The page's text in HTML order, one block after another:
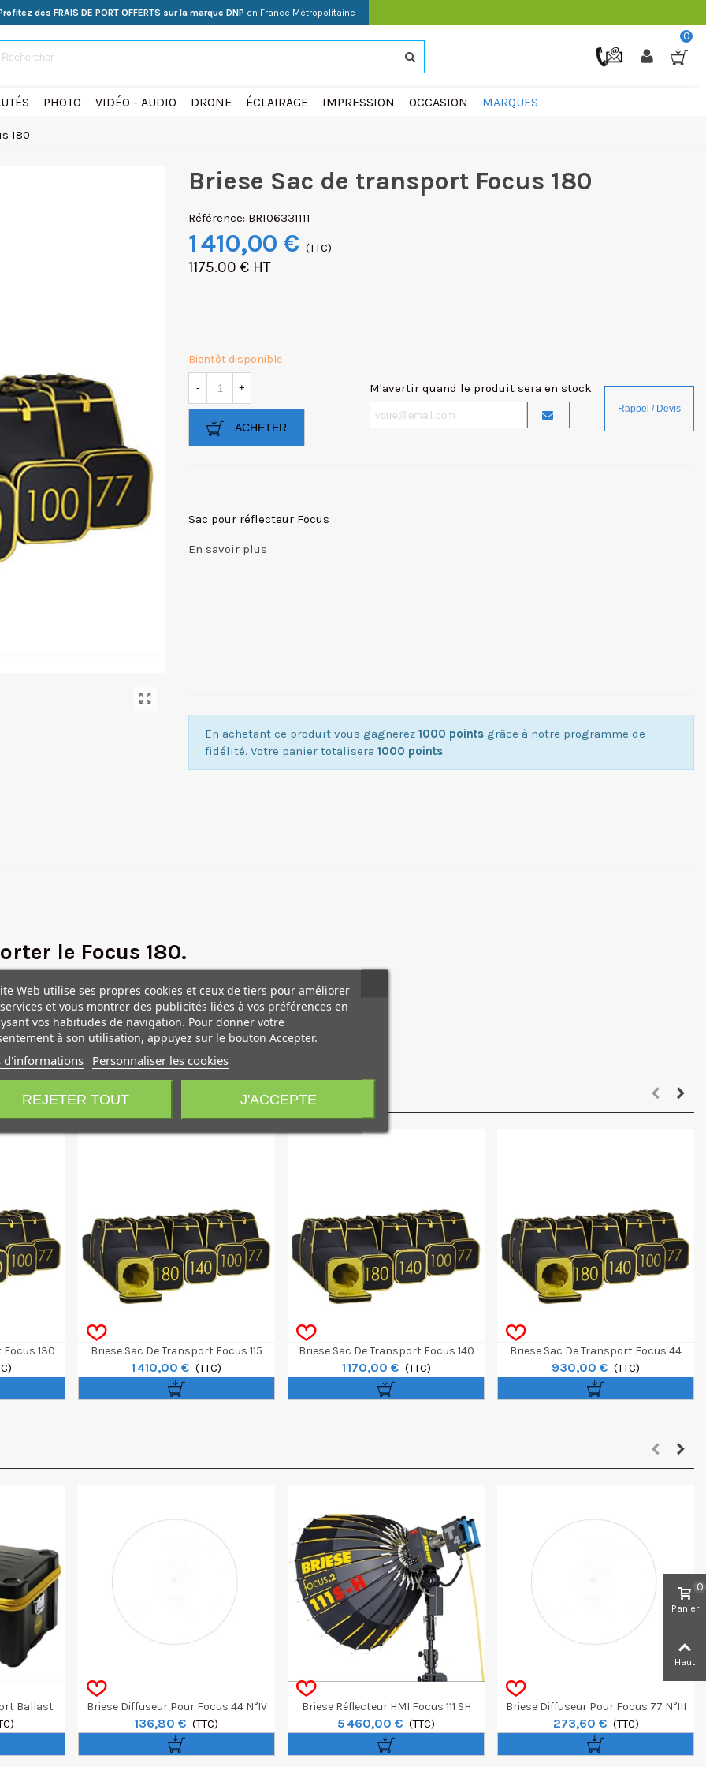
des FRAIS DE PORT OFFERTS sur la marque DNP en France Métropolitaine
0
PHOTO VIDÉO - AUDIO DRONE ÉCLAIRAGE IMPRESSION OCCASION MARQUES
180
Briese Sac de transport Focus 180
Référence: BRI06331111
1 410,00 € (TTC)
1175.00 € HT
Bientôt disponible
- +
ACHETER
M'avertir quand le produit sera en stock
Sac pour réflecteur Focus
En savoir plus
En achetant ce produit vous gagnerez 1000 points grâce à notre programme de
fidélité. Votre panier totalisera 1000 points.
le Focus 180.
130 Briese Sac De Transport Focus 115
1 410,00 € (TTC)
Briese Sac De Transport Focus 140
1 170,00 € (TTC)
Briese Sac De Transport Focus 44
930,00 € (TTC)
Ballast Briese Diffuseur Pour Focus 44 N°IV
136,80 € (TTC)
Briese Réflecteur HMI Focus 111 SH
5 460,00 € (TTC)
Briese Diffuseur Pour Focus 77 N°III
273,60 € (TTC)
Web utilise ses propres cookies et ceux de tiers pour améliorer
et vous montrer des publicités liées à vos préférences en
vos habitudes de navigation. Pour donner votre
à son utilisation, appuyez sur le bouton Accepter.
d'informations Personnaliser les cookies
REJETER TOUT J'ACCEPTE
Panier
0
Haut